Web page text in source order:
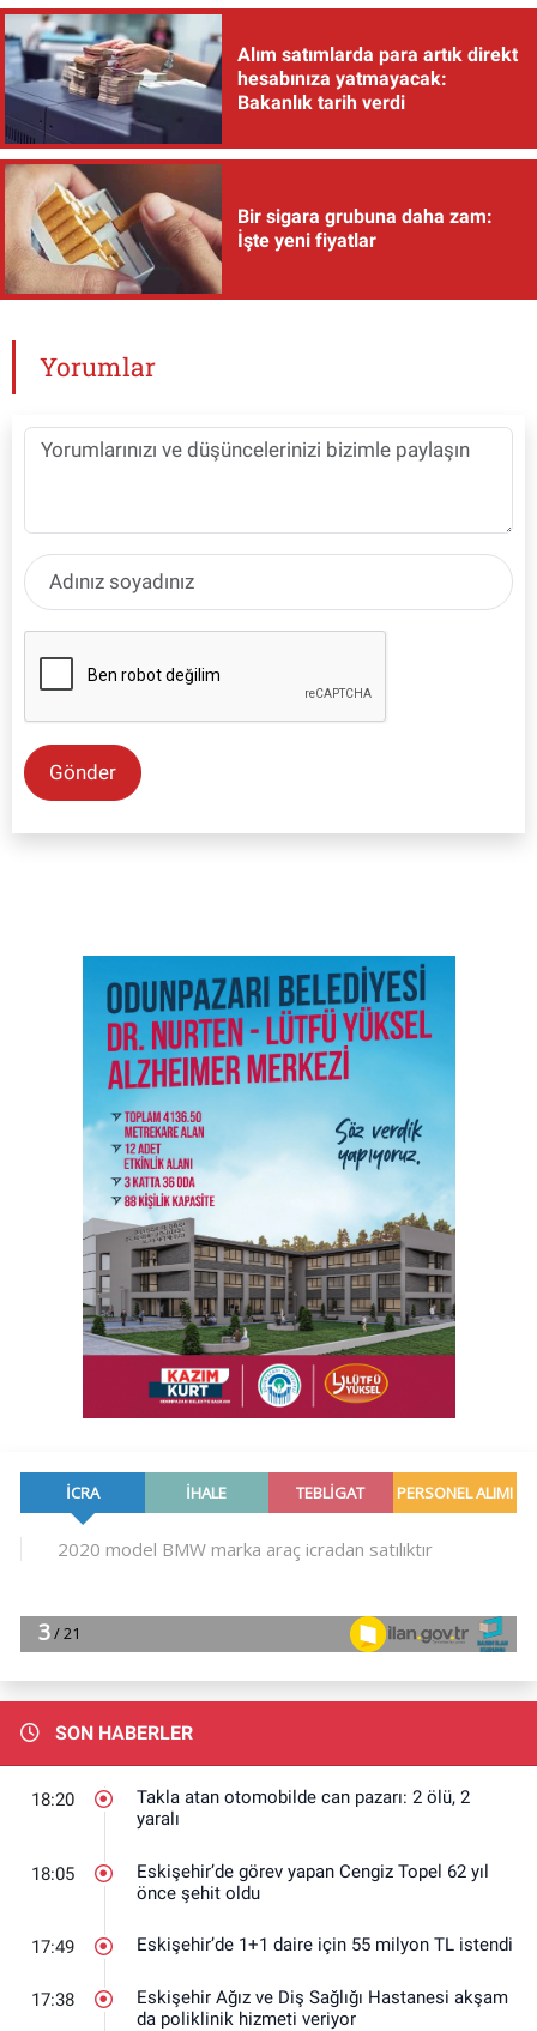
Alım satımlarda para artık direkt
hesabınıza yatmayacak:
Bakanlık tarih verdi
Bir sigara grubuna daha zam:
İşte yeni fiyatlar
Yorumlar
Gönder
SON HABERLER
18:20
Takla atan otomobilde can pazarı: 2 ölü, 2
yaralı
18:05
Eskişehir’de görev yapan Cengiz Topel 62 yıl
önce şehit oldu
17:49 Eskişehir’de 1+1 daire için 55 milyon TL istendi
17:38
Eskişehir Ağız ve Diş Sağlığı Hastanesi akşam
da poliklinik hizmeti veriyor